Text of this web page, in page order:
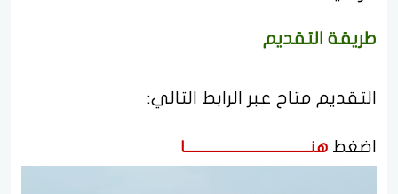
طريقة التقديم
التقديم متاح عبر الرابط التالي:
اضغط هنـــــــــــــــــــــــــــــــــــا